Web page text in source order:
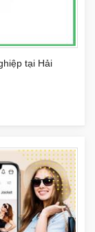
tại Hải